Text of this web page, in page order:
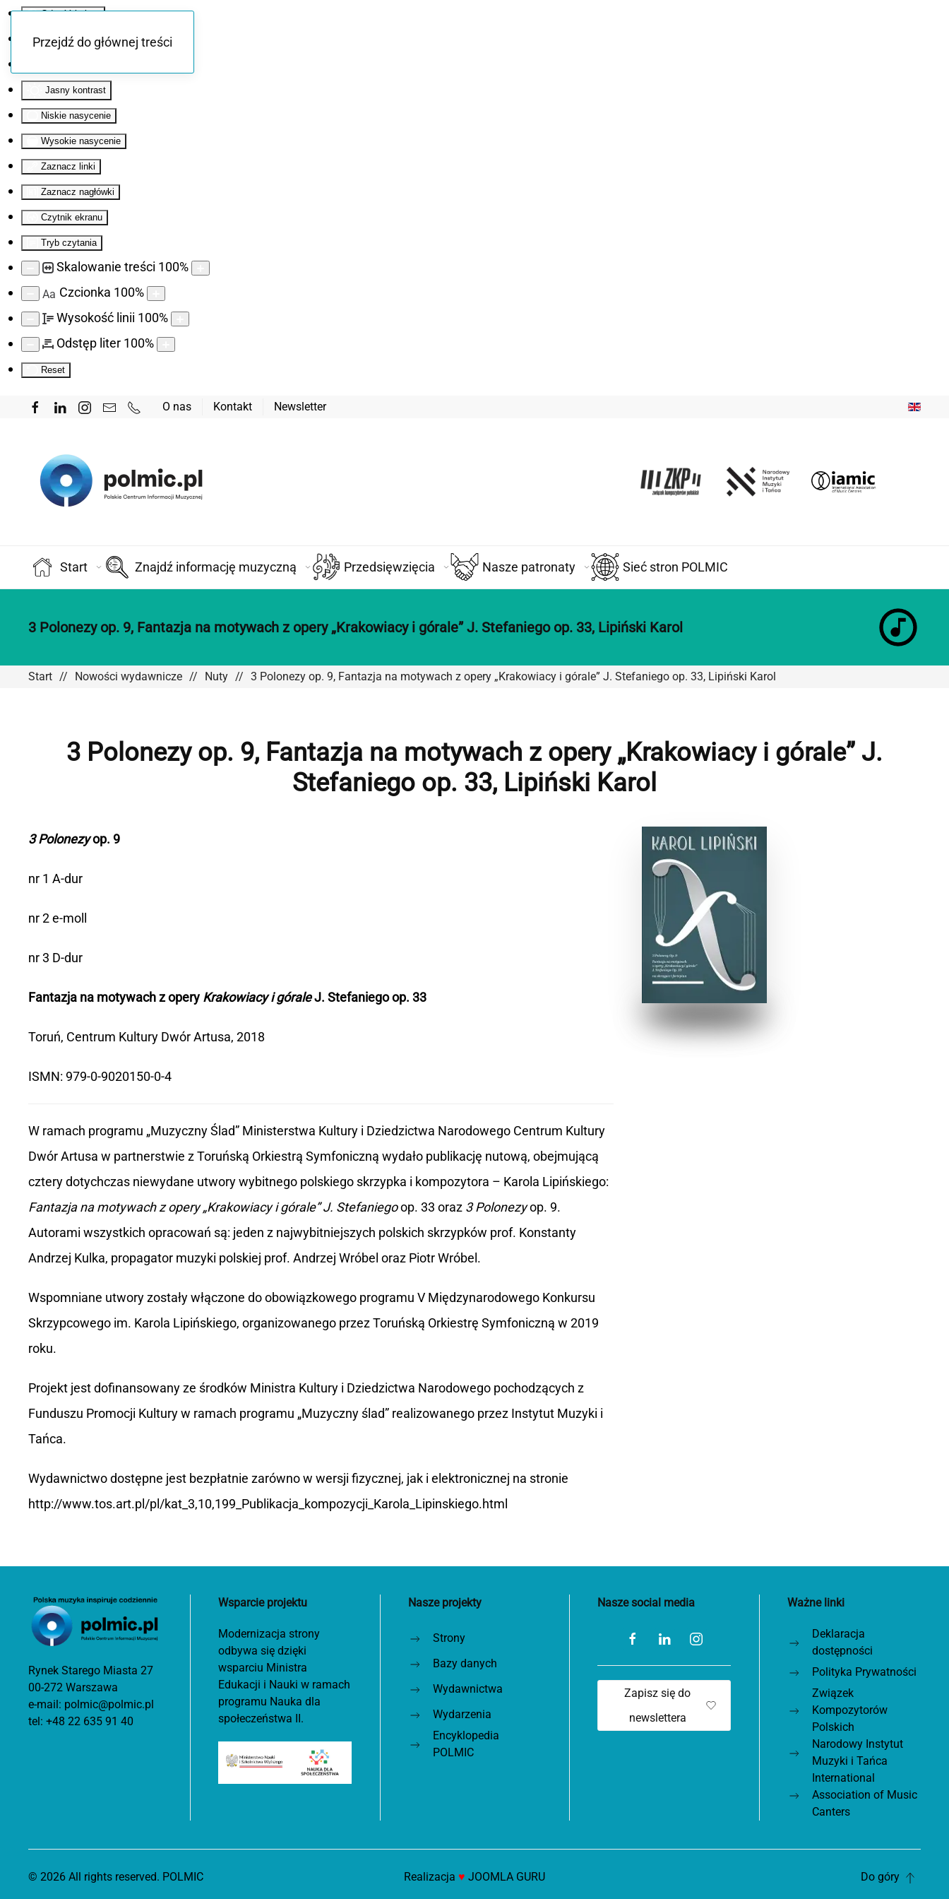
Odwróć kolory
Monochromatyczny
Jasny kontrast
Niskie nasycenie
Wysokie nasycenie
Zaznacz linki
Zaznacz nagłówki
Czytnik ekranu
Tryb czytania
Skalowanie treści 100%
Aa Czcionka 100%
Wysokość linii 100%
Odstęp liter 100%
Reset
Przejdź do głównej treści
O nas Kontakt Newsletter
Start Znajdź informację muzyczną Przedsięwzięcia Nasze patronaty Sieć stron POLMIC
3 Polonezy op. 9, Fantazja na motywach z opery „Krakowiacy i górale” J. Stefaniego op. 33, Lipiński Karol
Start Nowości wydawnicze Nuty 3 Polonezy op. 9, Fantazja na motywach z opery „Krakowiacy i górale” J. Stefaniego op. 33, Lipiński Karol
3 Polonezy op. 9, Fantazja na motywach z opery „Krakowiacy i górale” J.
Stefaniego op. 33, Lipiński Karol
3 Polonezyop. 9
nr 1 A-dur
nr 2 e-moll
nr 3 D-dur
Fantazja na motywach z opery Krakowiacy i góraleJ. Stefaniego op. 33
Toruń, Centrum Kultury Dwór Artusa, 2018
ISMN: 979-0-9020150-0-4
W ramach programu „Muzyczny Ślad” Ministerstwa Kultury i Dziedzictwa Narodowego Centrum Kultury
Dwór Artusa w partnerstwie z Toruńską Orkiestrą Symfoniczną wydało publikację nutową, obejmującą
cztery dotychczas niewydane utwory wybitnego polskiego skrzypka i kompozytora – Karola Lipińskiego:
Fantazja na motywach z opery „Krakowiacy i górale” J. Stefaniegoop. 33 oraz 3 Polonezyop. 9.
Autorami wszystkich opracowań są: jeden z najwybitniejszych polskich skrzypków prof. Konstanty
Andrzej Kulka, propagator muzyki polskiej prof. Andrzej Wróbel oraz Piotr Wróbel.
Wspomniane utwory zostały włączone do obowiązkowego programu V Międzynarodowego Konkursu
Skrzypcowego im. Karola Lipińskiego, organizowanego przez Toruńską Orkiestrę Symfoniczną w 2019
roku.
Projekt jest dofinansowany ze środków Ministra Kultury i Dziedzictwa Narodowego pochodzących z
Funduszu Promocji Kultury w ramach programu „Muzyczny ślad” realizowanego przez Instytut Muzyki i
Tańca.
Wydawnictwo dostępne jest bezpłatnie zarówno w wersji fizycznej, jak i elektronicznej na stronie
http://www.tos.art.pl/pl/kat_3,10,199_Publikacja_kompozycji_Karola_Lipinskiego.html
Rynek Starego Miasta 27
00-272 Warszawa
e-mail: polmic@polmic.pl
tel: +48 22 635 91 40
Wsparcie projektu
Modernizacja strony
odbywa się dzięki
wsparciu Ministra
Edukacji i Nauki w ramach
programu Nauka dla
społeczeństwa II.
Nasze projekty
Strony
Bazy danych
Wydawnictwa
Wydarzenia
Encyklopedia
POLMIC
Nasze social media
Zapisz się do
newslettera
Ważne linki
Deklaracja
dostępności
Polityka Prywatności
Związek
Kompozytorów
Polskich
Narodowy Instytut
Muzyki i Tańca
International
Association of Music
Canters
© 2026 All rights reserved. POLMIC Realizacja ♥ JOOMLA GURU Do góry